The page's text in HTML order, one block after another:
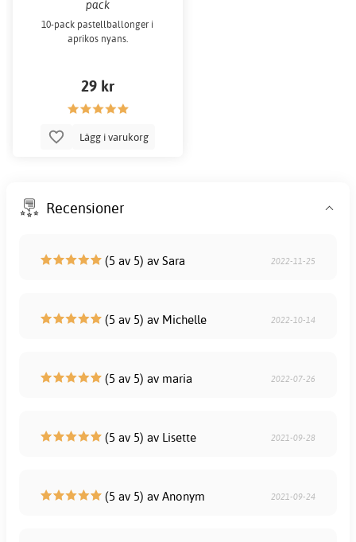
pack
10-pack pastellballonger i
aprikos nyans.
29 kr
Lägg i varukorg
Recensioner
(5 av 5) av Sara 2022-11-25
(5 av 5) av Michelle 2022-10-14
(5 av 5) av maria 2022-07-26
(5 av 5) av Lisette 2021-09-28
(5 av 5) av Anonym 2021-09-24